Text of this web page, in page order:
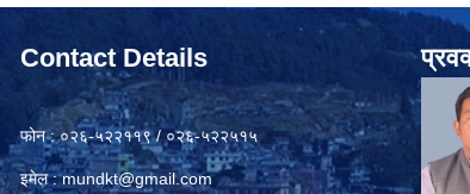
Contact Details
फोन : ०२६-५२२११९ / ०२६-५२२५१५
इमेल :mundkt@gmail.com